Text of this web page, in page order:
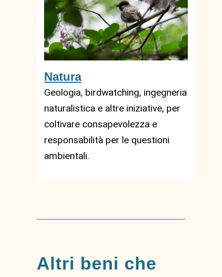
Natura
Geologia, birdwatching, ingegneria
naturalistica e altre iniziative, per
coltivare consapevolezza e
responsabilità per le questioni
ambientali.
Altri beni che